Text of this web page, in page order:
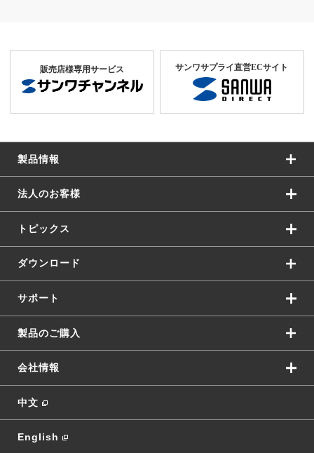
販売店様専用サービス サンワサプライ直営ECサイト
製品情報
法人のお客様
トピックス
ダウンロード
サポート
製品のご購入
会社情報
中文
English